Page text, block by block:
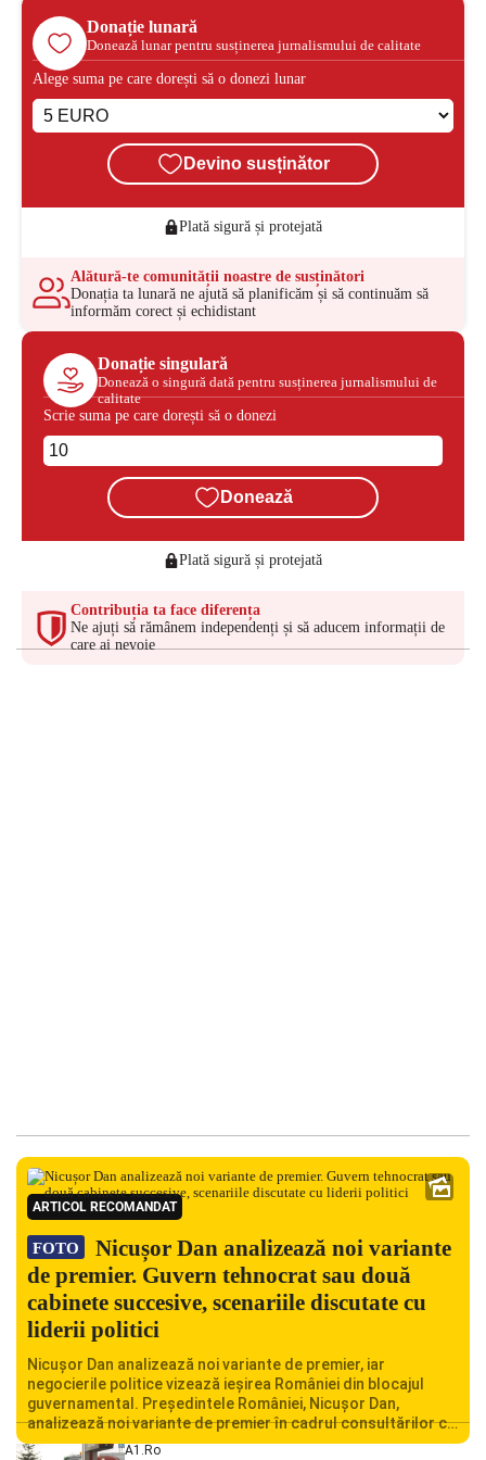
Donație lunară
Donează lunar pentru susținerea jurnalismului de calitate
Alege suma pe care dorești să o donezi lunar
Devino susținător
Plată sigură și protejată
Alătură-te comunității noastre de susținători
Donația ta lunară ne ajută să planificăm și să continuăm să
informăm corect și echidistant
Donație singulară
Donează o singură dată pentru susținerea jurnalismului de
calitate
Scrie suma pe care dorești să o donezi
Donează
Plată sigură și protejată
Contribuția ta face diferența
Ne ajuți să rămânem independenți și să aducem informații de
care ai nevoie
ARTICOL RECOMANDAT
FOTO
Nicușor Dan analizează noi variante
de premier. Guvern tehnocrat sau două
cabinete succesive, scenariile discutate cu
liderii politici
Nicușor Dan analizează noi variante de premier, iar
negocierile politice vizează ieșirea României din blocajul
guvernamental. Președintele României, Nicușor Dan,
analizează noi variante de premier în cadrul consultărilor cu
liderii politici. Ciprian Ciucu vorbește despre scenariul unui
A1.ro